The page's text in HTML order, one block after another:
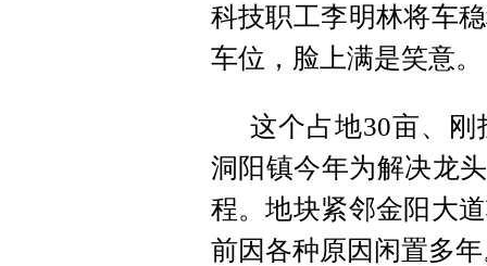
科技职工李明林将车
车位，脸上满是笑意。
这个占地30亩、
洞阳镇今年为解决龙
程。地块紧邻金阳大
前因各种原因闲置多